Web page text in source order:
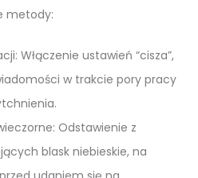
metody:
Włączenie ustawień “cisza”,
w trakcie pory pracy
Odstawienie z
blask niebieskie, na